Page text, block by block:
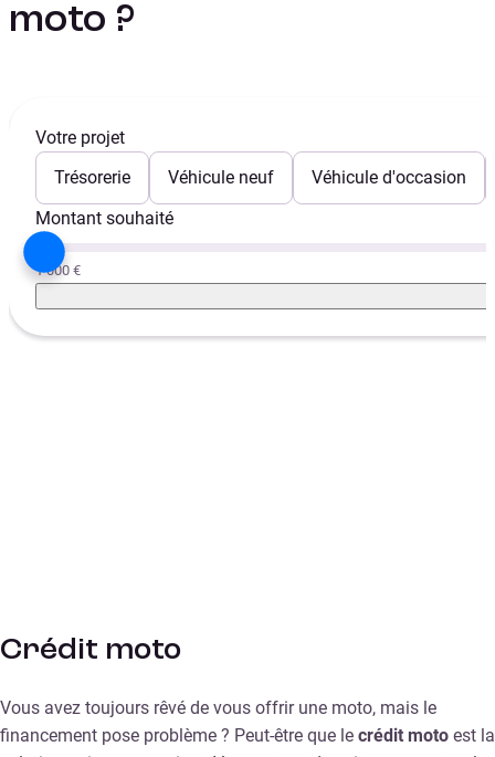
moto ?
Votre projet
Trésorerie
Véhicule neuf
Véhicule d'occasion
Montant souhaité
1 000 €
Crédit moto
Vous avez toujours rêvé de vous offrir une moto, mais le
financement pose problème ? Peut-être que le crédit moto est la